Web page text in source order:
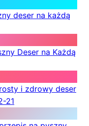
deser na każdą
Deser na Każdą
i zdrowy deser
21